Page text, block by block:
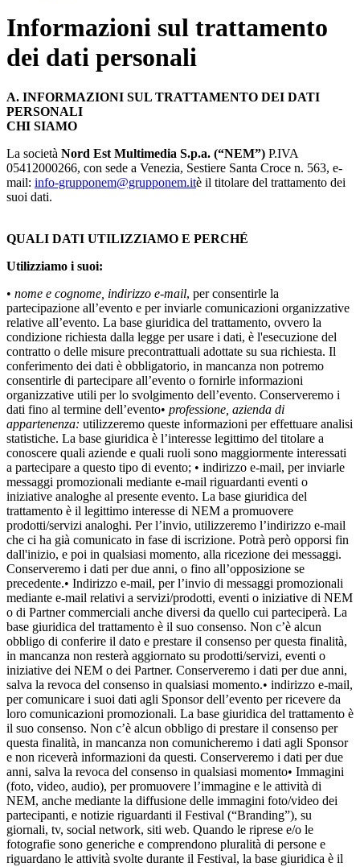
Informazioni sul trattamento
dei dati personali
A. INFORMAZIONI SUL TRATTAMENTO DEI DATI
PERSONALI
CHI SIAMO
La società Nord Est Multimedia S.p.a. (“NEM”) P.IVA
05412000266, con sede a Venezia, Sestiere Santa Croce n. 563, e-
mail: info-grupponem@grupponem.itè il titolare del trattamento dei
suoi dati.
QUALI DATI UTILIZZIAMO E PERCHÉ
Utilizziamo i suoi:
• nome e cognome, indirizzo e-mail, per consentirle la
partecipazione all’evento e per inviarle comunicazioni organizzative
relative all’evento. La base giuridica del trattamento, ovvero la
condizione richiesta dalla legge per usare i dati, è l'esecuzione del
contratto o delle misure precontrattuali adottate su sua richiesta. Il
conferimento dei dati è obbligatorio, in mancanza non potremo
consentirle di partecipare all’evento o fornirle informazioni
organizzative utili per lo svolgimento dell’evento. Conserveremo i
dati fino al termine dell’evento• professione, azienda di
appartenenza: utilizzeremo queste informazioni per effettuare analisi
statistiche. La base giuridica è l’interesse legittimo del titolare a
conoscere quali aziende e quali ruoli sono maggiormente interessati
a partecipare a questo tipo di evento; • indirizzo e-mail, per inviarle
messaggi promozionali mediante e-mail riguardanti eventi o
iniziative analoghe al presente evento. La base giuridica del
trattamento è il legittimo interesse di NEM a promuovere
prodotti/servizi analoghi. Per l’invio, utilizzeremo l’indirizzo e-mail
che ci ha già comunicato in fase di iscrizione. Potrà però opporsi fin
dall'inizio, e poi in qualsiasi momento, alla ricezione dei messaggi.
Conserveremo i dati per due anni, o fino all’opposizione se
precedente.• Indirizzo e-mail, per l’invio di messaggi promozionali
mediante e-mail relativi a servizi/prodotti, eventi o iniziative di NEM
o di Partner commerciali anche diversi da quello cui parteciperà. La
base giuridica del trattamento è il suo consenso. Non c’è alcun
obbligo di conferire il dato e prestare il consenso per questa finalità,
in mancanza non resterà aggiornato su prodotti/servizi, eventi o
iniziative dei NEM o dei Partner. Conserveremo i dati per due anni,
salva la revoca del consenso in qualsiasi momento.• indirizzo e-mail,
per comunicare i suoi dati agli Sponsor dell’evento per ricevere da
loro comunicazioni promozionali. La base giuridica del trattamento è
il suo consenso. Non c’è alcun obbligo di prestare il consenso per
questa finalità, in mancanza non comunicheremo i dati agli Sponsor
e non riceverà informazioni da questi. Conserveremo i dati per due
anni, salva la revoca del consenso in qualsiasi momento• Immagini
(foto, video, audio), per promuovere l’immagine e le attività di
NEM, anche mediante la diffusione delle immagini foto/video dei
partecipanti, e notizie riguardanti il Festival (“Branding”), su
giornali, tv, social network, siti web. Quando le riprese e/o le
fotografie sono generiche e comprendono pluralità di persone e
riguardano le attività svolte durante il Festival, la base giuridica è il